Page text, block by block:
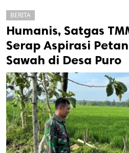
cipta.
BERITA
Humanis, Satgas
Serap Aspirasi
Sawah di Desa Puro